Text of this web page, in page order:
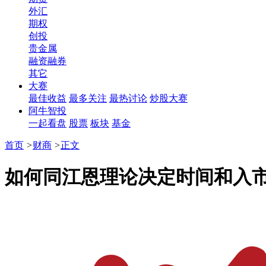
外汇
期权
创投
贵金属
融资融券
其它
大赛
最佳收益 最多关注 最热讨论 炒股大赛
阿牛智投
一起看盘 股票 板块 基金
首页 >财商 >正文
如何同江恩理论决定时间和入